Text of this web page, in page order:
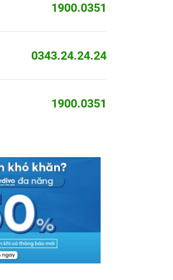
1900.0351
0343.24.24.24
1900.0351